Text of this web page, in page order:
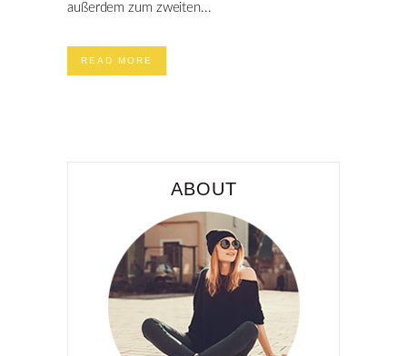
außerdem zum zweiten...
READ MORE
ABOUT